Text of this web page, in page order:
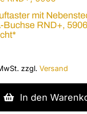
mit
Buchse RND+, 5906
zzgl. Versand
In den